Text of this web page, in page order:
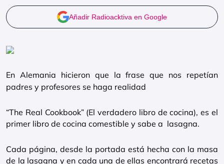
Añadir Radioacktiva en Google
En Alemania hicieron que la frase que nos repetían
padres y profesores se haga realidad
“The Real Cookbook” (El verdadero libro de cocina), es el
primer libro de cocina comestible y sabe a lasagna.
Cada página, desde la portada está hecha con la masa
de la lasagna y en cada una de ellas encontrará recetas